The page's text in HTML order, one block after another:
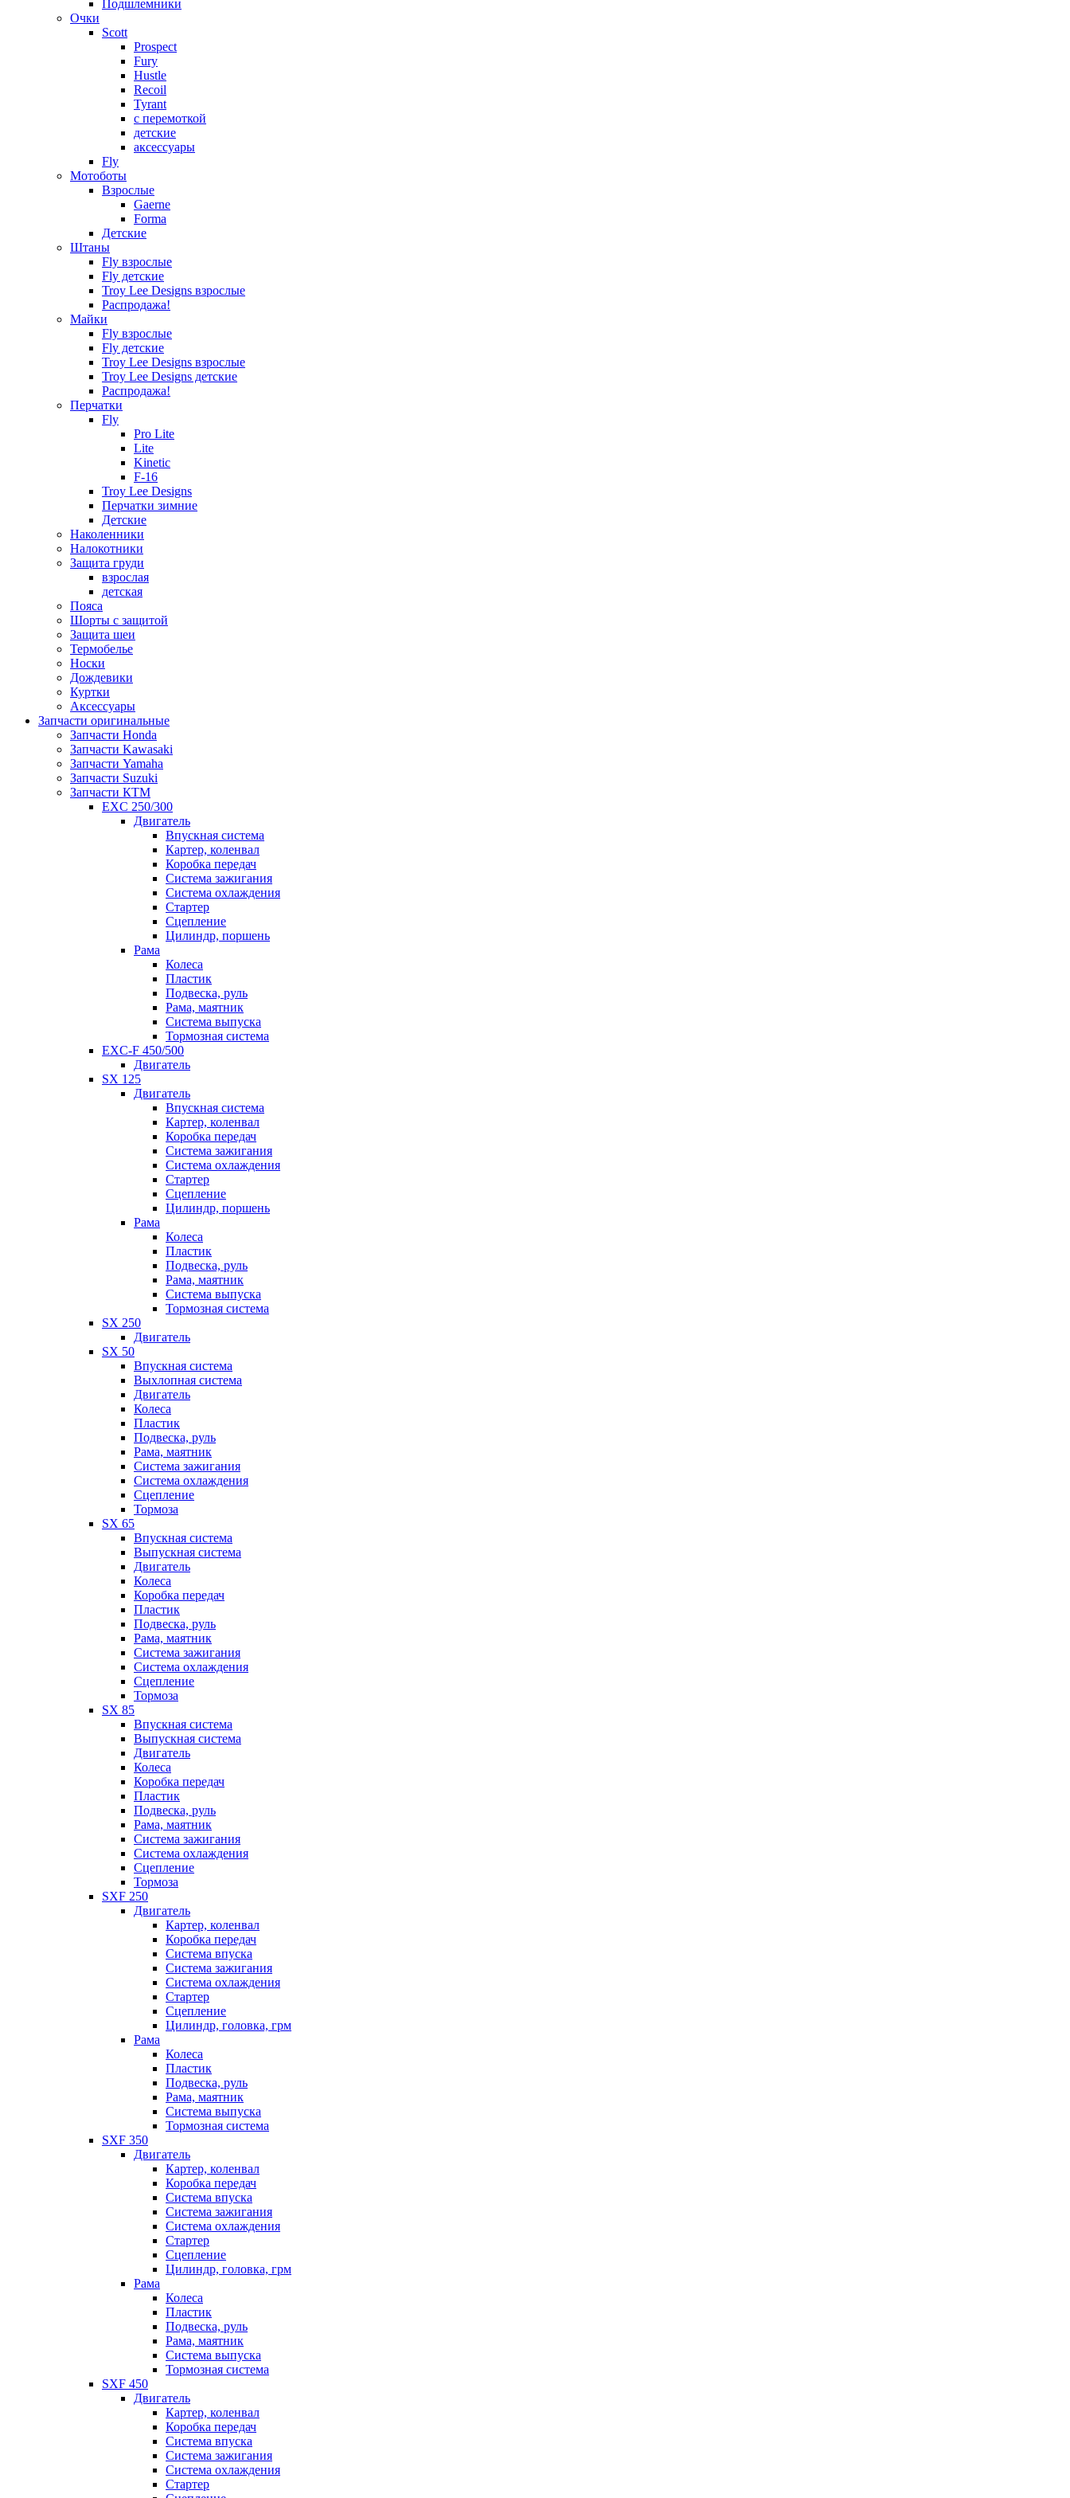
Подшлемники
Очки
Scott
Prospect
Fury
Hustle
Recoil
Tyrant
с перемоткой
детские
аксессуары
Fly
Мотоботы
Взрослые
Gaerne
Forma
Детские
Штаны
Fly взрослые
Fly детские
Troy Lee Designs взрослые
Распродажа!
Майки
Fly взрослые
Fly детские
Troy Lee Designs взрослые
Troy Lee Designs детские
Распродажа!
Перчатки
Fly
Pro Lite
Lite
Kinetic
F-16
Troy Lee Designs
Перчатки зимние
Детские
Наколенники
Налокотники
Защита груди
взрослая
детская
Пояса
Шорты с защитой
Защита шеи
Термобелье
Носки
Дождевики
Куртки
Аксессуары
Запчасти оригинальные
Запчасти Honda
Запчасти Kawasaki
Запчасти Yamaha
Запчасти Suzuki
Запчасти КТМ
EXC 250/300
Двигатель
Впускная система
Картер, коленвал
Коробка передач
Система зажигания
Система охлаждения
Стартер
Сцепление
Цилиндр, поршень
Рама
Колеса
Пластик
Подвеска, руль
Рама, маятник
Система выпуска
Тормозная система
EXC-F 450/500
Двигатель
SX 125
Двигатель
Впускная система
Картер, коленвал
Коробка передач
Система зажигания
Система охлаждения
Стартер
Сцепление
Цилиндр, поршень
Рама
Колеса
Пластик
Подвеска, руль
Рама, маятник
Система выпуска
Тормозная система
SX 250
Двигатель
SX 50
Впускная система
Выхлопная система
Двигатель
Колеса
Пластик
Подвеска, руль
Рама, маятник
Система зажигания
Система охлаждения
Сцепление
Тормоза
SX 65
Впускная система
Выпускная система
Двигатель
Колеса
Коробка передач
Пластик
Подвеска, руль
Рама, маятник
Система зажигания
Система охлаждения
Сцепление
Тормоза
SX 85
Впускная система
Выпускная система
Двигатель
Колеса
Коробка передач
Пластик
Подвеска, руль
Рама, маятник
Система зажигания
Система охлаждения
Сцепление
Тормоза
SXF 250
Двигатель
Картер, коленвал
Коробка передач
Система впуска
Система зажигания
Система охлаждения
Стартер
Сцепление
Цилиндр, головка, грм
Рама
Колеса
Пластик
Подвеска, руль
Рама, маятник
Система выпуска
Тормозная система
SXF 350
Двигатель
Картер, коленвал
Коробка передач
Система впуска
Система зажигания
Система охлаждения
Стартер
Сцепление
Цилиндр, головка, грм
Рама
Колеса
Пластик
Подвеска, руль
Рама, маятник
Система выпуска
Тормозная система
SXF 450
Двигатель
Картер, коленвал
Коробка передач
Система впуска
Система зажигания
Система охлаждения
Стартер